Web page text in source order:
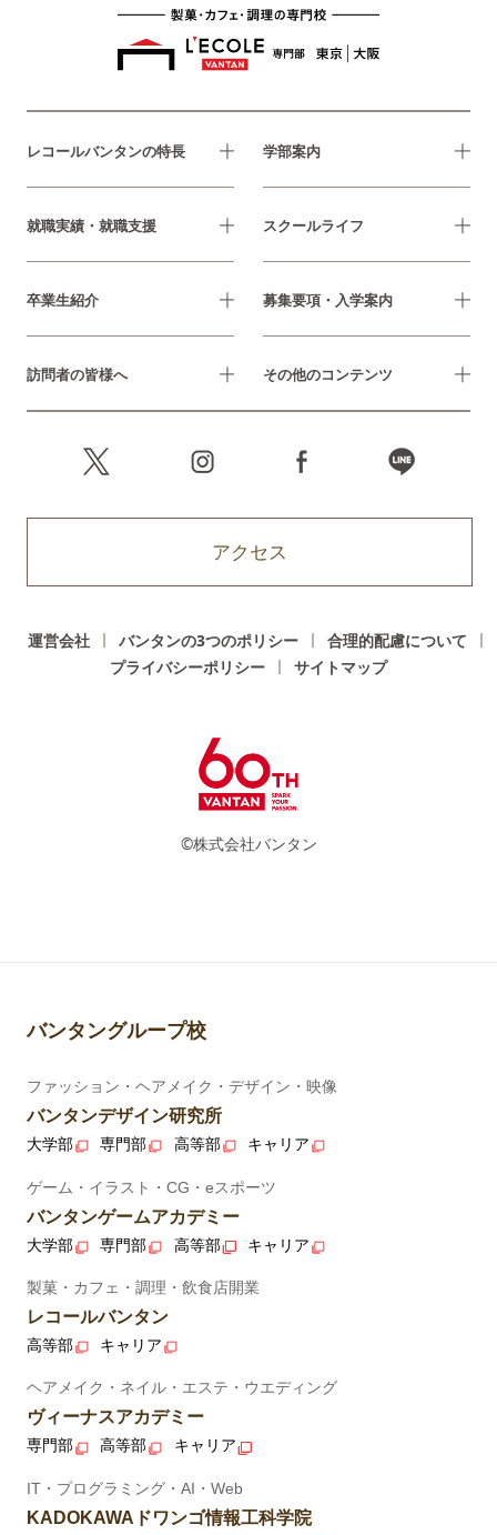
レコールバンタンの特長 学部案内
就職実績・就職支援 スクールライフ
卒業生紹介 募集要項・入学案内
訪問者の皆様へ その他のコンテンツ
アクセス
運営会社 バンタンの3つのポリシー
合理的配慮について
プライバシーポリシー
サイトマップ
©株式会社バンタン
バンタングループ校
ファッション・ヘアメイク・デザイン・映像
バンタンデザイン研究所
大学部 専門部 高等部 キャリア
ゲーム・イラスト・CG・eスポーツ
バンタンゲームアカデミー
大学部 専門部 高等部 キャリア
製菓・カフェ・調理・飲食店開業
レコールバンタン
高等部 キャリア
ヘアメイク・ネイル・エステ・ウエディング
ヴィーナスアカデミー
専門部 高等部 キャリア
IT・プログラミング・AI・Web
KADOKAWAドワンゴ情報工科学院